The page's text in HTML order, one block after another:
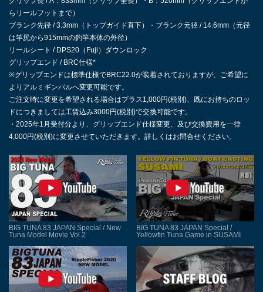
らリールフットまで）
ブランク先径 / 3.3mm（トップガイド直下）・ブランク元径 / 14.6mm（元径
は竿尻から915mmの釣竿本体の外径）
リールシート / DPS20（Fuji）ダウンロック
グリップエンド / BRC仕様*
※グリップエンドは標準仕様でBRC22.0が装着されておりますが、ご希望に
よりアルミギンバルへ変更可能です。
ご注文時に変更を希望される場合はプラス1,000円(税別)、既にお持ちのロッ
ドにつきましては工賃込み3000円(税別)で交換可能です。
・2025年1月受付分より、グリップエンド仕様変更、及び交換費用を一律
4,000円(税別)に変更させていただきます。詳しくはお問合せください。
BIG TUNA 83 JAPAN Special / New
Tuna Model Movie Vol.2
BIG TUNA 83 JAPAN Special /
Yellowfin Tuna Game in SUSAMI